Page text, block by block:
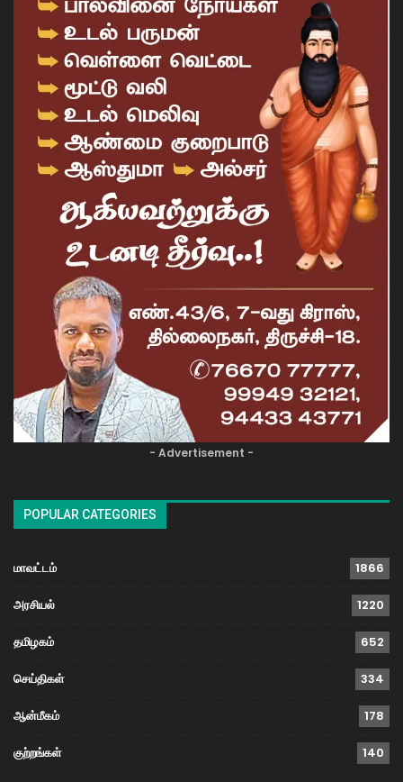
- Advertisement -
POPULAR CATEGORIES
மாவட்டம் 1866
அரசியல் 1220
தமிழகம் 652
செய்திகள் 334
ஆன்மீகம் 178
குற்றங்கள் 140